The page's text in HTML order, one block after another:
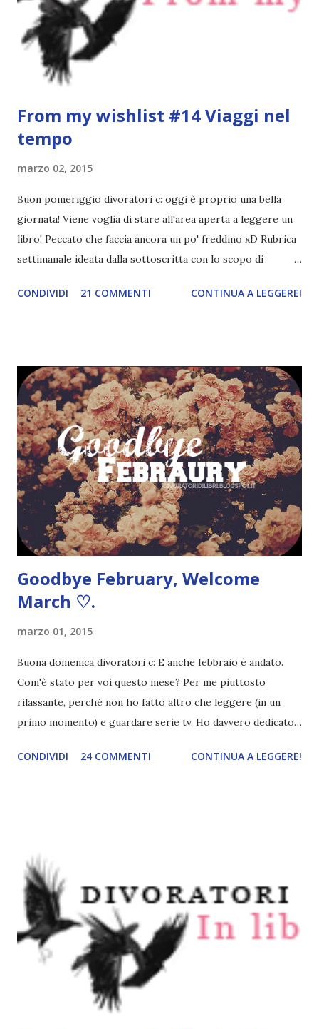
un po' influenzato da questa lettura, ma alla fine avevo
assegnato quattro stelline perché mi era piaciuto molto.
Un giorno lo rileggerò di nuovo per godermi a pieno la ...
From my wishlist #14 Viaggi nel
tempo
marzo 02, 2015
Buon pomeriggio divoratori c: oggi è proprio una bella
giornata! Viene voglia di stare all'area aperta a leggere un
libro! Peccato che faccia ancora un po' freddino xD Rubrica
settimanale ideata dalla sottoscritta con lo scopo di
del giorno è viaggi nel tempo . Personalmente, ho letto
straniera di Diana Gabaldon , 22/11/'63 di Stephen King e
La moglie dell'uomo che viaggiava nel tempo di Audrey
Niffenegger . La straniera, Diana Gabaldon ( Outlander #1 )
È il 1945. La seconda guerra mondiale finalmente è
terminata, e Claire Randall, un’infermiera militare inglese, si
riunisce al marito, dopo sette anni di lontananza, in una
sorta di seconda luna di miele nelle Highlands scozzesi. Ma
durante una passeggiata solitaria, vis...
CONDIVIDI 21 COMMENTI CONTINUA A LEGGERE!
Goodbye February, Welcome
March ♡.
marzo 01, 2015
Buona domenica divoratori c: E anche febbraio è andato.
Com'è stato per voi questo mese? Per me piuttosto
rilassante, perché non ho fatto altro che leggere (in un
primo momento) e guardare serie tv. Ho davvero dedicato
materie da recuperare. Ma lo faccio da una vita ormai e ci
libri. Di Ladri di sogni ( ★ ★ ★ ★ ½ ) e Violet ( ★ ★ ★ ★ )
sapete già cosa penso, mentre non vi ho ancora parlato di
Tutti i difetti che amo di te ( ★ ★ ★ ★ ) e Shadowhunters Il
codice ( ★ ★ ★ ★ ), che mi sono piaciuti molto. Conto di
scriverne presto le recensioni. E ora, come sempre, è
tempo di Awards. Il miglior personaggio del mese è
sicuramente Ronan di Ladri di sogni, entrato a far parte
CONDIVIDI 24 COMMENTI CONTINUA A LEGGERE!